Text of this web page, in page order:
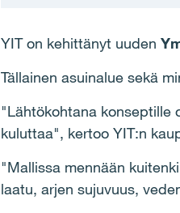
YIT on kehittänyt uuden
Tällainen asuinalue sekä
"Lähtökohtana konseptille
kuluttaa", kertoo YIT:n
"Mallissa mennään
laatu, arjen sujuvuus,